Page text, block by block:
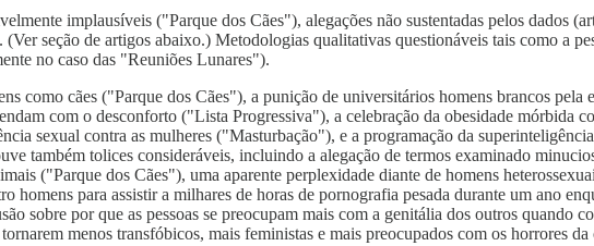
implausíveis ("Parque dos Cães"), alegações não sustentadas pelos dados
seção de artigos abaixo.) Metodologias qualitativas questionáveis tais como a
no caso das "Reuniões Lunares").
como cães ("Parque dos Cães"), a punição de universitários homens brancos pela
com o desconforto ("Lista Progressiva"), a celebração da obesidade mórbida
sexual contra as mulheres ("Masturbação"), e a programação da
também tolices consideráveis, incluindo a alegação de termos examinado
("Parque dos Cães"), uma aparente perplexidade diante de homens
para assistir a milhares de horas de pornografia pesada durante um ano
sobre por que as pessoas se preocupam mais com a genitália dos outros quando
menos transfóbicos, mais feministas e mais preocupados com os horrores